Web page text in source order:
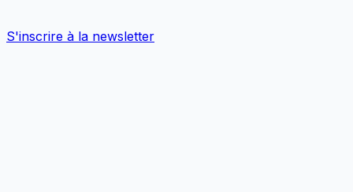
S'inscrire à la newsletter